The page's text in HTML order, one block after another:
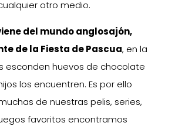
otro medio.
del mundo anglosajón,
de la Fiesta de Pascua, en la
esconden huevos de chocolate
los encuentren. Es por ello
de nuestras pelis, series,
favoritos encontramos